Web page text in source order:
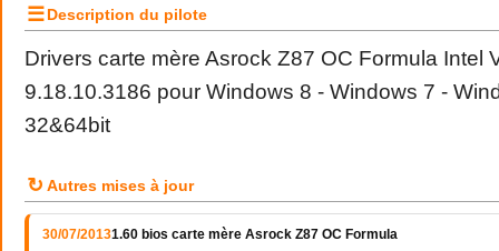
☰Description du pilote
Drivers carte mère Asrock Z87 OC Formula Intel
9.18.10.3186 pour Windows 8 - Windows 7 -
32&64bit
↻ Autres mises à jour
30/07/20131.60 bios carte mère Asrock Z87 OC Formula